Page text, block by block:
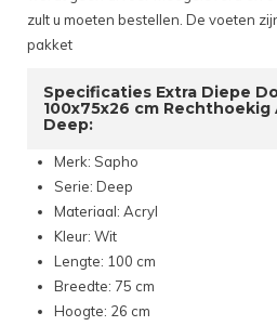
zult u moeten bestellen. De voeten
pakket
Specificaties Extra Diepe
100x75x26 cm
Deep:
Merk: Sapho
Serie: Deep
Materiaal: Acryl
Kleur: Wit
Lengte: 100 cm
Breedte: 75 cm
Hoogte: 26 cm